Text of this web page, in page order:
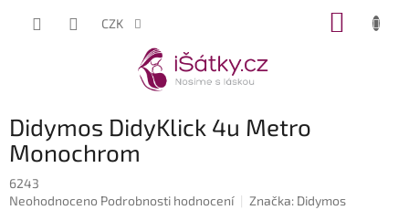
CZK
Didymos DidyKlick 4u Metro
Monochrom
6243
Průměrné
Neohodnoceno Podrobnosti hodnocení Značka: Didymos